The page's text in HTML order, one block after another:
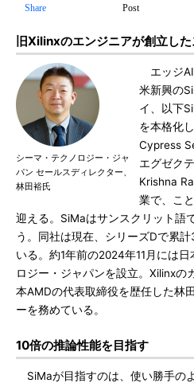
Share Post
旧Xilinxのエンジニアが創立し
シーマ・テクノロジー・ジャ
パン セールスディレクター、
林田裕氏
エッジAI
米新興の
イ、以下
を本格化
Cypress
エグゼク
Krishna
業で、こ
迎える。SiMaはサンスクリット語
う。同社は現在、シリーズDで累
いる。約1年前の2024年11月には
ロジー・ジャパンを設立。Xilinxの
本AMDの代表取締役を歴任した林
ーを務めている。
10倍の推論性能を目指す
SiMaが目指すのは、使い勝手の